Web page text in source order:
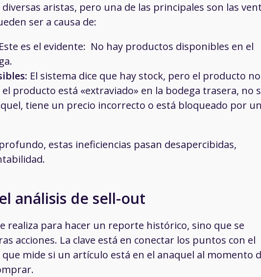
aristas, pero una de las principales son las
ser a causa de:
Este es el evidente: No hay productos disponibles en el
El sistema dice que hay stock, pero el producto no
el producto está «extraviado» en la bodega trasera, no
tiene un precio incorrecto o está bloqueado por
estas ineficiencias pasan desapercibidas,
análisis de sell-out
realiza para hacer un reporte histórico, sino que se
acciones. La clave está en conectar los puntos con el
que mide si un artículo está en el anaquel al momento